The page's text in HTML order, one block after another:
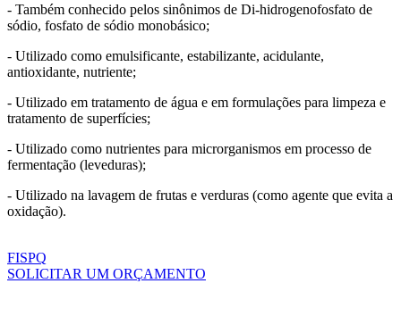
- Também conhecido pelos sinônimos de Di-hidrogenofosfato de
sódio, fosfato de sódio monobásico;
- Utilizado como emulsificante, estabilizante, acidulante,
antioxidante, nutriente;
- Utilizado em tratamento de água e em formulações para limpeza e
tratamento de superfícies;
- Utilizado como nutrientes para microrganismos em processo de
fermentação (leveduras);
- Utilizado na lavagem de frutas e verduras (como agente que evita a
oxidação).
FISPQ
SOLICITAR UM ORÇAMENTO